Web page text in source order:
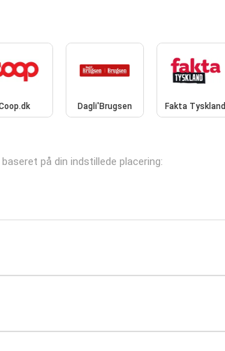
Dagli'Brugsen Fakta Tyskland
på din indstillede placering: